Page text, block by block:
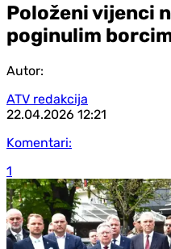
Položeni vijenci
poginulim
Autor:
ATV redakcija
22.04.2026 12:21
Komentari:
1